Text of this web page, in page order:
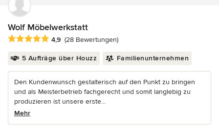
Wolf Möbelwerkstatt
Durchschnittliche Bewertung: 4.9 von 5 Sternen
4,9 (28 Bewertungen)
5 Aufträge über Houzz Familienunternehmen
Den Kundenwunsch gestalterisch auf den Punkt zu bringen
und als Meisterbetrieb fachgerecht und somit langlebig zu
produzieren ist unsere erste...
Mehr